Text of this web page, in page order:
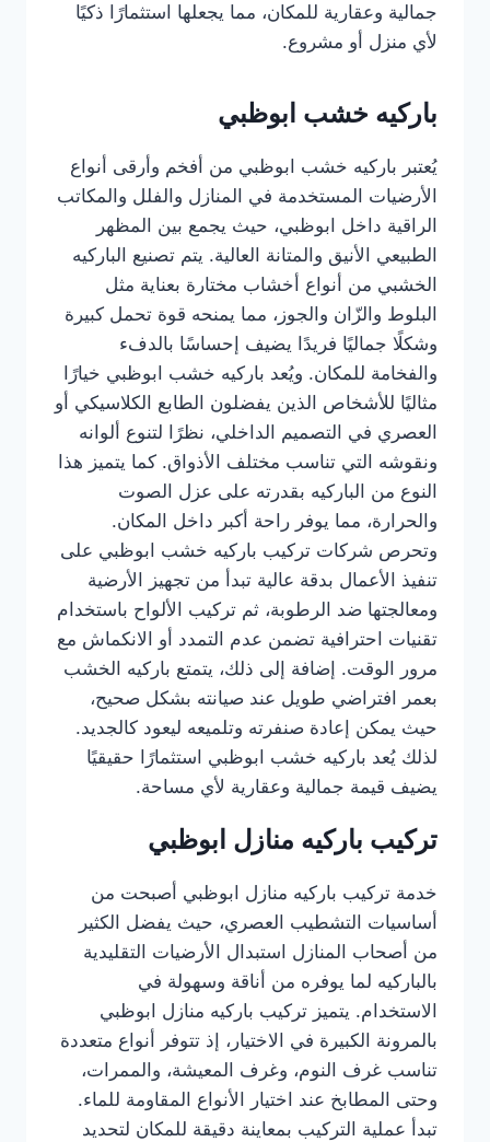
جمالية وعقارية للمكان، مما يجعلها استثمارًا ذكيًا
لأي منزل أو مشروع.
باركيه خشب ابوظبي
يُعتبر باركيه خشب ابوظبي من أفخم وأرقى أنواع
الأرضيات المستخدمة في المنازل والفلل والمكاتب
الراقية داخل ابوظبي، حيث يجمع بين المظهر
الطبيعي الأنيق والمتانة العالية. يتم تصنيع الباركيه
الخشبي من أنواع أخشاب مختارة بعناية مثل
البلوط والزّان والجوز، مما يمنحه قوة تحمل كبيرة
وشكلًا جماليًا فريدًا يضيف إحساسًا بالدفء
والفخامة للمكان. ويُعد باركيه خشب ابوظبي خيارًا
مثاليًا للأشخاص الذين يفضلون الطابع الكلاسيكي أو
العصري في التصميم الداخلي، نظرًا لتنوع ألوانه
ونقوشه التي تناسب مختلف الأذواق. كما يتميز هذا
النوع من الباركيه بقدرته على عزل الصوت
والحرارة، مما يوفر راحة أكبر داخل المكان.
وتحرص شركات تركيب باركيه خشب ابوظبي على
تنفيذ الأعمال بدقة عالية تبدأ من تجهيز الأرضية
ومعالجتها ضد الرطوبة، ثم تركيب الألواح باستخدام
تقنيات احترافية تضمن عدم التمدد أو الانكماش مع
مرور الوقت. إضافة إلى ذلك، يتمتع باركيه الخشب
بعمر افتراضي طويل عند صيانته بشكل صحيح،
حيث يمكن إعادة صنفرته وتلميعه ليعود كالجديد.
لذلك يُعد باركيه خشب ابوظبي استثمارًا حقيقيًا
يضيف قيمة جمالية وعقارية لأي مساحة.
تركيب باركيه منازل ابوظبي
خدمة تركيب باركيه منازل ابوظبي أصبحت من
أساسيات التشطيب العصري، حيث يفضل الكثير
من أصحاب المنازل استبدال الأرضيات التقليدية
بالباركيه لما يوفره من أناقة وسهولة في
الاستخدام. يتميز تركيب باركيه منازل ابوظبي
بالمرونة الكبيرة في الاختيار، إذ تتوفر أنواع متعددة
تناسب غرف النوم، وغرف المعيشة، والممرات،
وحتى المطابخ عند اختيار الأنواع المقاومة للماء.
تبدأ عملية التركيب بمعاينة دقيقة للمكان لتحديد